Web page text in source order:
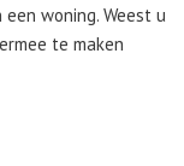
woning. Weest u
te maken